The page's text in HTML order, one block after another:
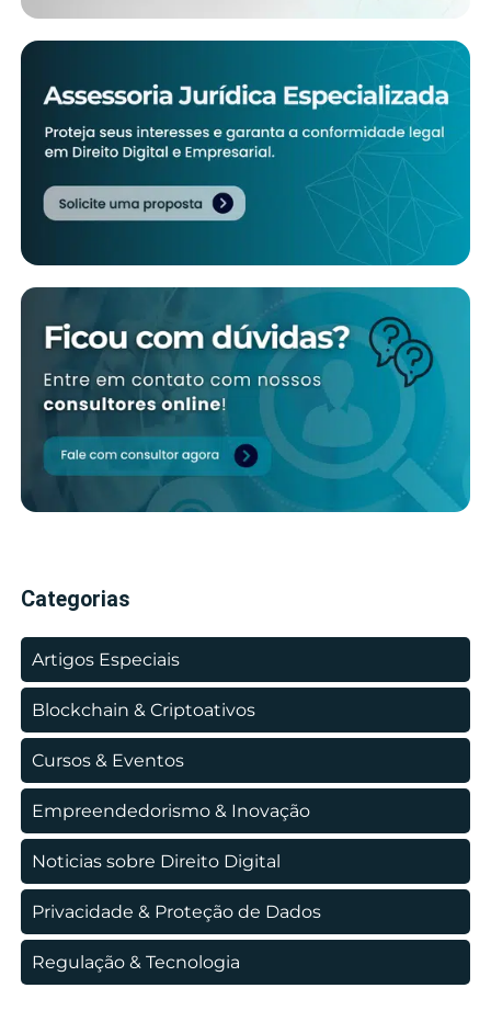
Categorias
Artigos Especiais
Blockchain & Criptoativos
Cursos & Eventos
Empreendedorismo & Inovação
Noticias sobre Direito Digital
Privacidade & Proteção de Dados
Regulação & Tecnologia